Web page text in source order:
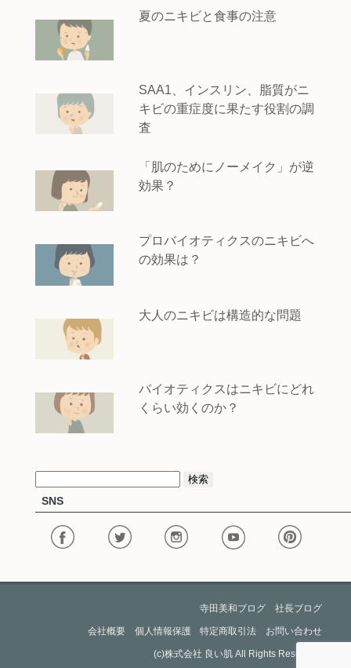
夏のニキビと食事の注意
SAA1、インスリン、脂質がニ
キビの重症度に果たす役割の調
査
「肌のためにノーメイク」が逆
効果？
プロバイオティクスのニキビへ
の効果は？
大人のニキビは構造的な問題
バイオティクスはニキビにどれ
くらい効くのか？
索:SNS
寺田美和ブログ 社長ブログ
会社概要 個人情報保護 特定商取引法 お問い合わせ
(c)株式会社 良い肌All Rights Reserved.